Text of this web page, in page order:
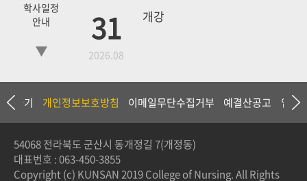
학사일정
안내
31
2026.08
개강
18 4학년 1차 모의고사
3학년 중간고사
담하기 개인정보보호방침 이메일무단수집거부 예결산공고 입찰
54068 전라북도 군산시 동개정길 7(개정동)
대표번호 :063-450-3855
Copyright (c) KUNSAN 2019 College of Nursing. All Rights